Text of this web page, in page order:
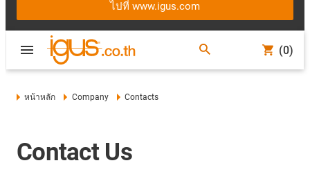
ไปที่ www.igus.com
(0)
หน้าหลัก Company Contacts
Contact Us